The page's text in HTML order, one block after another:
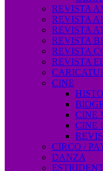
REVISTA
REVISTA
REVISTA
REVISTA
REVISTA
REVISTA
CINE
CINE
CINE
CIRCO /
DANZA